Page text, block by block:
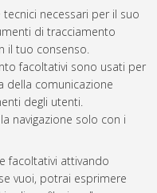
necessari per il suo
di tracciamento
il tuo consenso.
facoltativi sono usati per
della comunicazione
degli utenti.
navigazione solo con i
facoltativi attivando
vuoi, potrai esprimere